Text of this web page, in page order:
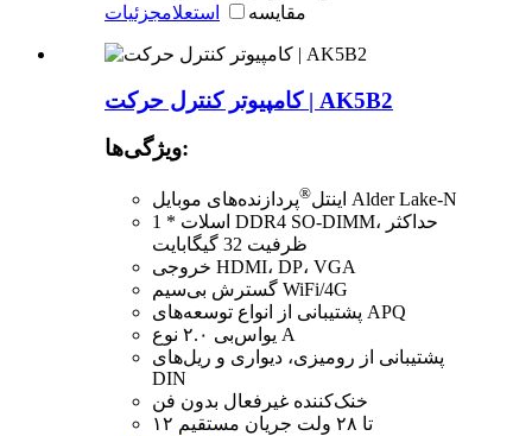
مقایسه
استعلامجزئیات
کامپیوتر کنترل حرکت | AK5B2
ویژگی‌ها:
اینتل®
پردازنده‌های موبایل Alder Lake-N
1 * اسلات DDR4 SO-DIMM، حداکثر
ظرفیت 32 گیگابایت
خروجی HDMI، DP، VGA
گسترش بی‌سیم WiFi/4G
پشتیبانی از انواع توسعه‌های APQ
یو‌اس‌بی ۲.۰ نوع A
پشتیبانی از رومیزی، دیواری و ریل‌های
DIN
خنک‌کننده غیرفعال بدون فن
۱۲ تا ۲۸ ولت جریان مستقیم